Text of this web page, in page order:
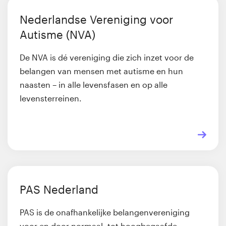
Nederlandse Vereniging voor
Autisme (NVA)
De NVA is dé vereniging die zich inzet voor de
belangen van mensen met autisme en hun
naasten – in alle levensfasen en op alle
levensterreinen.
PAS Nederland
PAS is de onafhankelijke belangenvereniging